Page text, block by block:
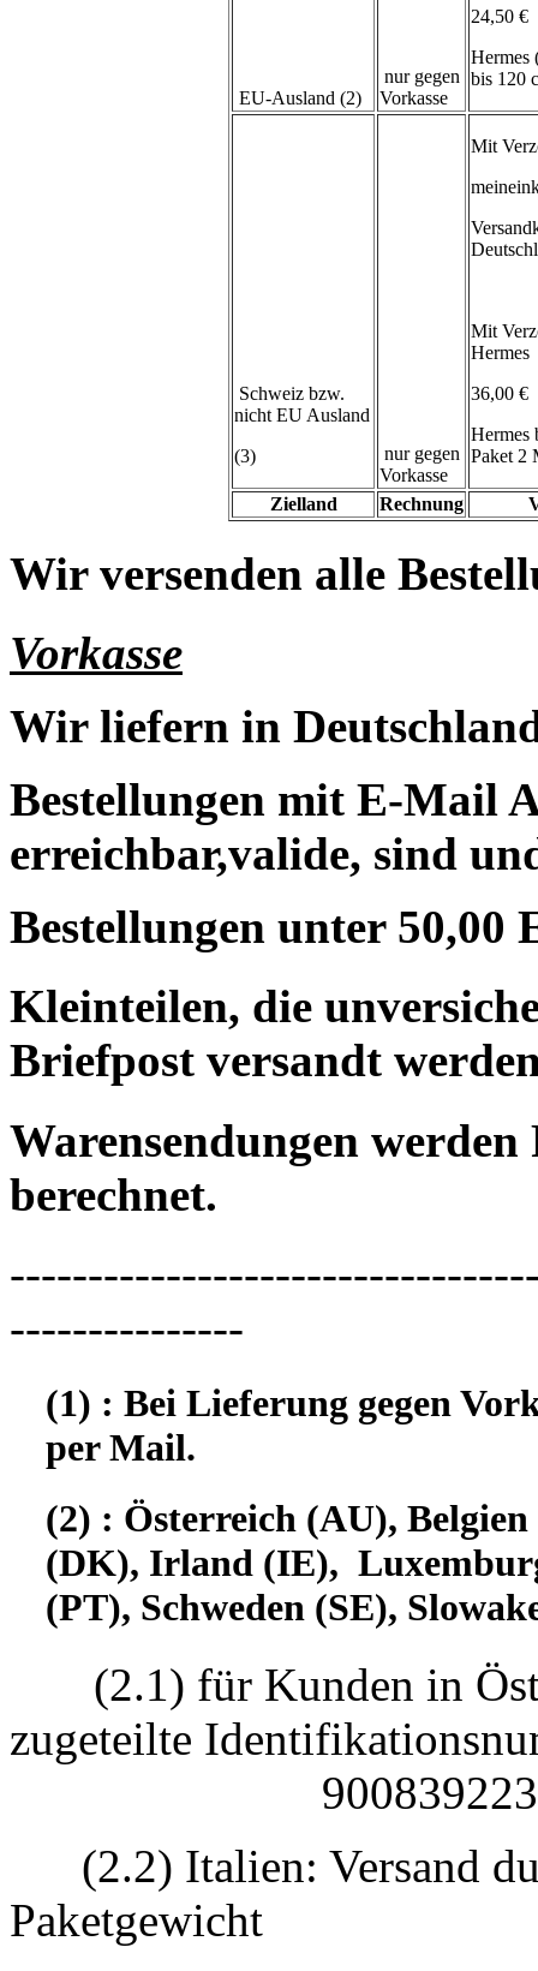
Zielland Rechnung
EU-Ausland (2)
nur gegen
Vorkasse
24,50 €
Hermes
bis 120
Schweiz bzw.
nicht EU Ausland
(3)
nur gegen
Vorkasse
Mit
Mit
Hermes
36,00 €
Hermes
Paket 2
Wir versenden alle
Vorkasse
Wir liefern in
Bestellungen mit E-Mail
erreichbar,valide, sind
Bestellungen unter 50,00
Kleinteilen, die
Briefpost versandt
Warensendungen
berechnet.
---------------
(1) : Bei Lieferung gegen
per Mail.
(2) : Österreich (AU),
(DK), Irland (IE),
(PT), Schweden (SE),
(2.1) für Kunden in
zugeteilte
(2.2) Italien: Versand
Paketgewicht